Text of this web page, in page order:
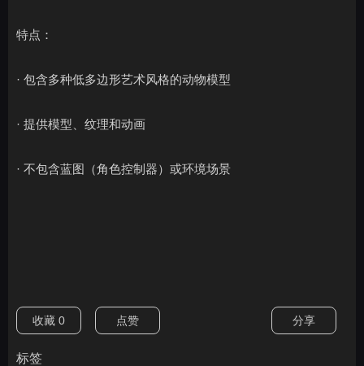
特点：
· 包含多种低多边形艺术风格的动物模型
· 提供模型、纹理和动画
· 不包含蓝图（角色控制器）或环境场景
收藏 0 点赞 分享
标签